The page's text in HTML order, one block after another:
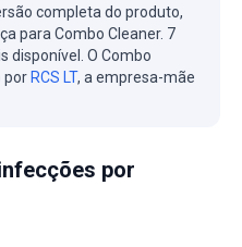
completa do produto,
para Combo Cleaner. 7
disponível. O Combo
por RCS LT, a empresa-mãe
por